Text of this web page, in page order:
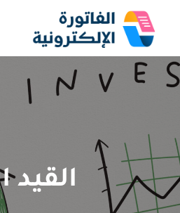
تخطى
إلى
المحتوى